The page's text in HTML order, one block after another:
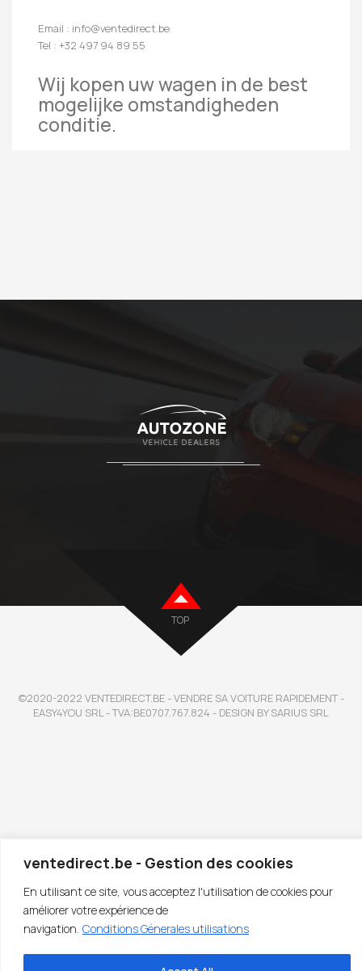
ventedirect.be - Gestion des cookies
En utilisant ce site, vous acceptez l'utilisation de cookies pour
améliorer votre expérience de
navigation. Conditions Génerales utilisations
Email : info@ventedirect.be
Tel : +32 497 94 89 55
Wij kopen uw wagen in de best
mogelijke omstandigheden
conditie.
TOP
©2020-2022 VENTEDIRECT.BE - VENDRE SA VOITURE RAPIDEMENT -
EASY4YOU SRL - TVA:BE0707.767.824 - DESIGN BY SARIUS SRL